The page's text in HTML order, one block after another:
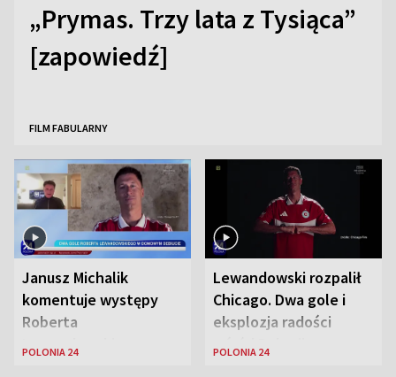
„Prymas. Trzy lata z Tysiąca”
[zapowiedź]
FILM FABULARNY
Janusz Michalik
komentuje występy
Roberta
Lewandowskiego w
POLONIA 24
Lewandowski rozpalił
Chicago. Dwa gole i
eksplozja radości
wśród Polonii
POLONIA 24